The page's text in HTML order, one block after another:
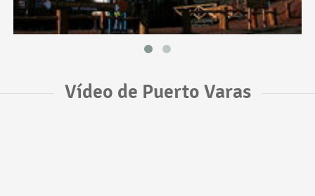
Vídeo de Puerto Varas